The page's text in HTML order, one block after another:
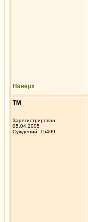
Наверх
ТМ
Зарегистрирован:
05.04.2005
Суждений: 15499